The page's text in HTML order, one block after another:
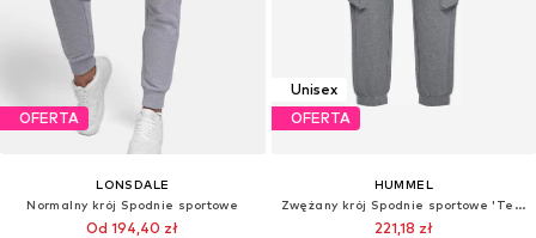
OFERTA
LONSDALE
Normalny krój Spodnie sportowe
Od 194,40 zł
Unisex
OFERTA
HUMMEL
Zwężany krój Spodnie sportowe 'Tech Fleece'
221,18 zł